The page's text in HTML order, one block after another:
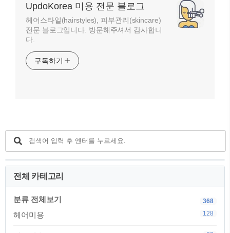
UpdoKorea 미용 전문 블로그
헤어스타일(hairstyles), 피부관리(skincare)
전문 블로그입니다. 방문해주셔서 감사합니
다.
구독하기
전체 카테고리
분류 전체보기 368
헤어미용 128